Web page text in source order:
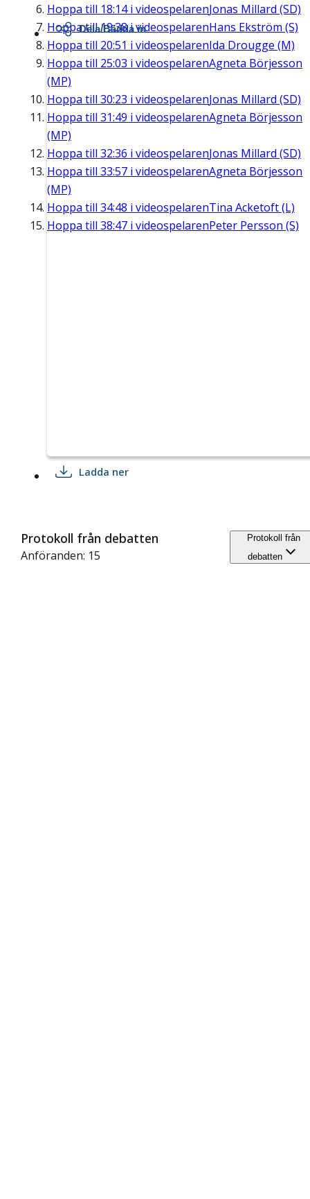
Hoppa till 18:14i videospelarenJonas Millard (SD)
Hoppa till19:38i videospelarenHans Ekström (S)
Hoppa till 20:51 i videospelarenIda Drougge (M)
Hoppa till 25:03 i videospelarenAgneta Börjesson
(MP)
Hoppa till 30:23 i videospelarenJonas Millard (SD)
Hoppa till 31:49 i videospelarenAgneta Börjesson
(MP)
Hoppa till 32:36 i videospelarenJonas Millard (SD)
Hoppa till 33:57 i videospelarenAgneta Börjesson
(MP)
Hoppa till 34:48 i videospelarenTina Acketoft (L)
Hoppa till 38:47 i videospelarenPeter Persson (S)
Dela/Bädda in
Ladda ner
Protokoll från debatten
Anföranden: 15
Protokoll från
debatten